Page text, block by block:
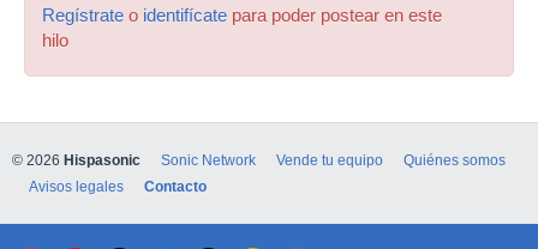
Regístrate o identifícate para poder postear en este
hilo
© 2026 Hispasonic Sonic Network Vende tu equipo
Quiénes somos
Avisos legales
Contacto